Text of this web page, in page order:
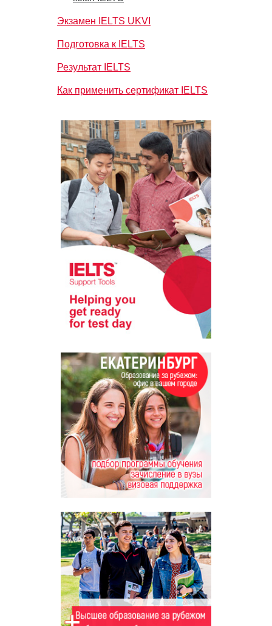
Экзамен IELTS UKVI
Подготовка к IELTS
Результат IELTS
Как применить сертификат IELTS